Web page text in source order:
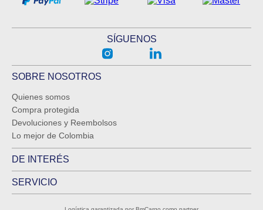
SÍGUENOS
SOBRE NOSOTROS
Quienes somos
Compra protegida
Devoluciones y Reembolsos
Lo mejor de Colombia
DE INTERÉS
SERVICIO